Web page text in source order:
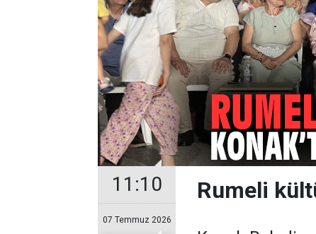
11:10
07 Temmuz 2026
Rumeli